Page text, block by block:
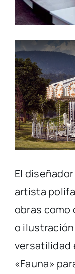
El
artista
obras como
o
versatilidad
«Fauna»